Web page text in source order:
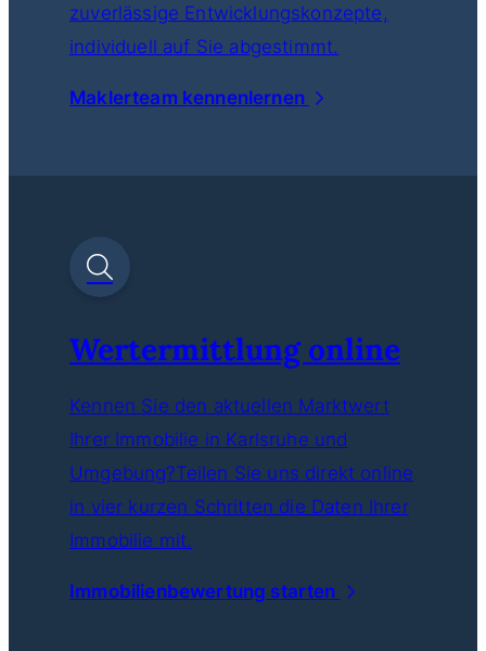
zuverlässige Entwicklungskonzepte,
individuell auf Sie abgestimmt.
Maklerteam kennenlernen
Wertermittlung online
Kennen Sie den aktuellen Marktwert
Ihrer Immobilie in Karlsruhe und
Umgebung?Teilen Sie uns direkt online
in vier kurzen Schritten die Daten Ihrer
Immobilie mit.
Immobilienbewertung starten